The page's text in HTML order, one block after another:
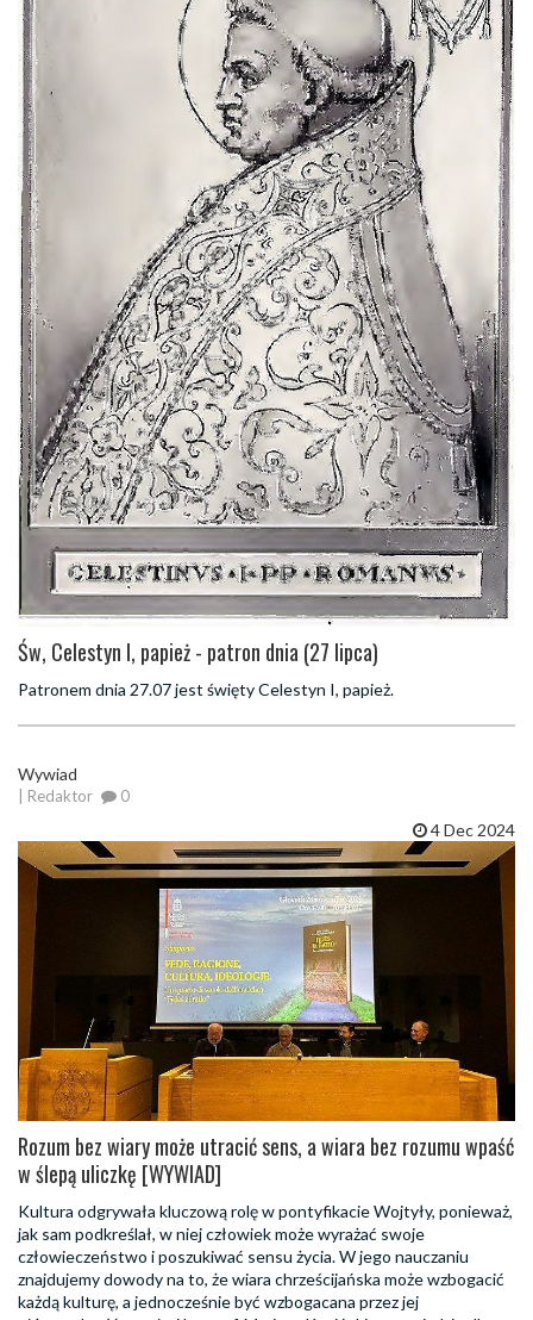
Św, Celestyn I, papież - patron dnia (27 lipca)
Patronem dnia 27.07 jest święty Celestyn I, papież.
Wywiad
| Redaktor 0
4 Dec 2024
Rozum bez wiary może utracić sens, a wiara bez rozumu wpaść
w ślepą uliczkę [WYWIAD]
Kultura odgrywała kluczową rolę w pontyfikacie Wojtyły, ponieważ,
jak sam podkreślał, w niej człowiek może wyrażać swoje
człowieczeństwo i poszukiwać sensu życia. W jego nauczaniu
znajdujemy dowody na to, że wiara chrześcijańska może wzbogacić
każdą kulturę, a jednocześnie być wzbogacana przez jej